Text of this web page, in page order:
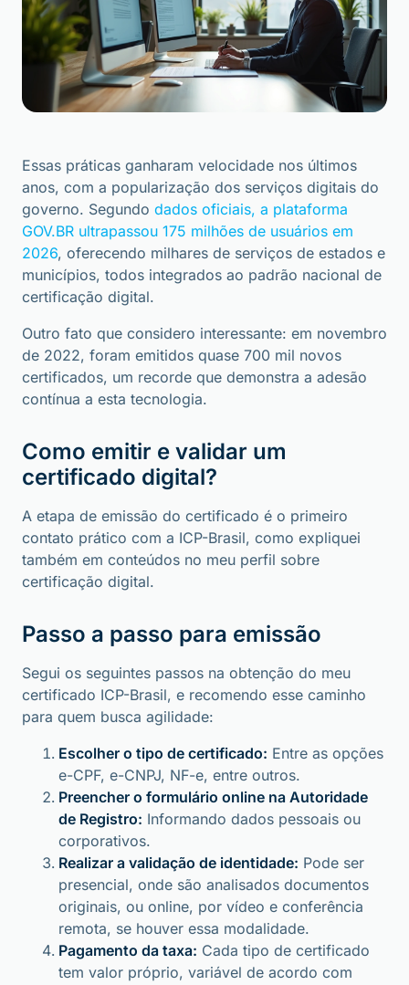
Essas práticas ganharam velocidade nos últimos
anos, com a popularização dos serviços digitais do
governo. Segundo dados oficiais, a plataforma
GOV.BR ultrapassou 175 milhões de usuários em
2026, oferecendo milhares de serviços de estados e
municípios, todos integrados ao padrão nacional de
certificação digital.
Outro fato que considero interessante: em novembro
de 2022, foram emitidos quase 700 mil novos
certificados, um recorde que demonstra a adesão
contínua a esta tecnologia.
Como emitir e validar um
certificado digital?
A etapa de emissão do certificado é o primeiro
contato prático com a ICP-Brasil, como expliquei
também em conteúdos no meu perfil sobre
certificação digital.
Passo a passo para emissão
Segui os seguintes passos na obtenção do meu
certificado ICP-Brasil, e recomendo esse caminho
para quem busca agilidade:
Escolher o tipo de certificado: Entre as opções
e-CPF, e-CNPJ, NF-e, entre outros.
Preencher o formulário online na Autoridade
de Registro: Informando dados pessoais ou
corporativos.
Realizar a validação de identidade: Pode ser
presencial, onde são analisados documentos
originais, ou online, por vídeo e conferência
remota, se houver essa modalidade.
Pagamento da taxa: Cada tipo de certificado
tem valor próprio, variável de acordo com